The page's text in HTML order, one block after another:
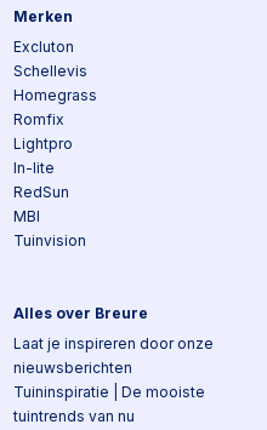
Merken
Excluton
Schellevis
Homegrass
Romfix
Lightpro
In-lite
RedSun
MBI
Tuinvision
Alles over Breure
Laat je inspireren door onze
nieuwsberichten
Tuininspiratie | De mooiste
tuintrends van nu